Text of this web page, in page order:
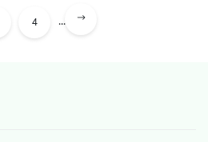
4 ...